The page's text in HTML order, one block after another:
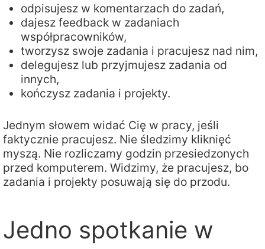
odpisujesz w komentarzach do zadań,
dajesz feedback w zadaniach
współpracowników,
tworzysz swoje zadania i pracujesz nad nim,
delegujesz lub przyjmujesz zadania od
innych,
kończysz zadania i projekty.
Jednym słowem widać Cię w pracy, jeśli
faktycznie pracujesz. Nie śledzimy kliknięć
myszą. Nie rozliczamy godzin przesiedzonych
przed komputerem. Widzimy, że pracujesz, bo
zadania i projekty posuwają się do przodu.
Jedno spotkanie w